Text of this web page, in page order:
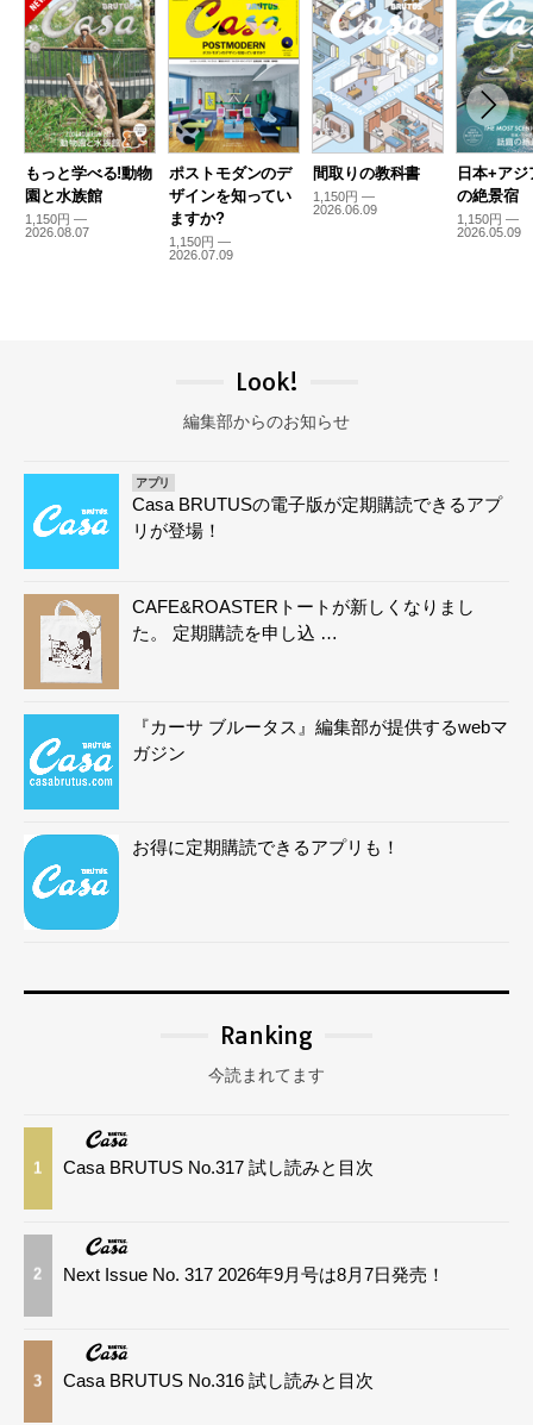
もっと学べる!動物
園と水族館
1,150円 —
2026.08.07
ポストモダンのデ
ザインを知ってい
ますか?
1,150円 —
2026.07.09
間取りの教科書
1,150円 —
2026.06.09
日本+アジ
の絶景宿
1,150円 —
2026.05.09
Look!
編集部からのお知らせ
アプリ
Casa BRUTUSの電子版が定期購読できるアプ
リが登場！
CAFE&ROASTERトートが新しくなりまし
た。 定期購読を申し込 …
『カーサ ブルータス』編集部が提供するwebマ
ガジン
お得に定期購読できるアプリも！
Ranking
今読まれてます
1 Casa BRUTUS No.317 試し読みと目次
2 Next Issue No. 317 2026年9月号は8月7日発売！
3 Casa BRUTUS No.316 試し読みと目次